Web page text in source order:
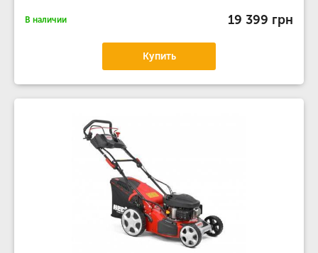
В наличии 19 399 грн
Купить